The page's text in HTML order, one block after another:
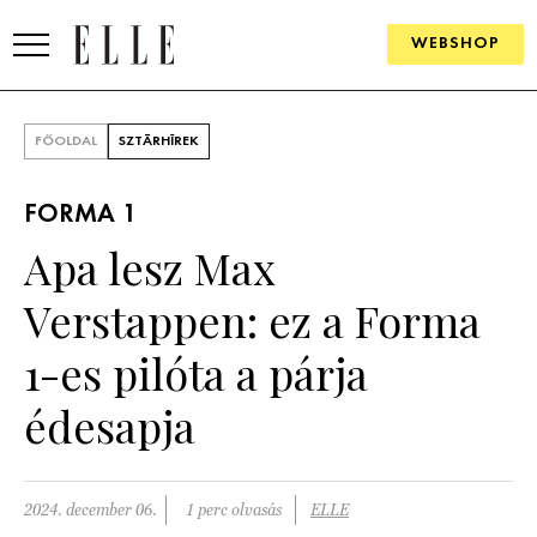
WEBSHOP
SZÉPSÉG
PSZICHÉ
PÁRKAPCSOLAT
FŐOLDAL SZTÁRHÍREK
FORMA 1
Apa lesz Max
Verstappen: ez a Forma
1-es pilóta a párja
édesapja
2024. december 06. 1 perc olvasás ELLE